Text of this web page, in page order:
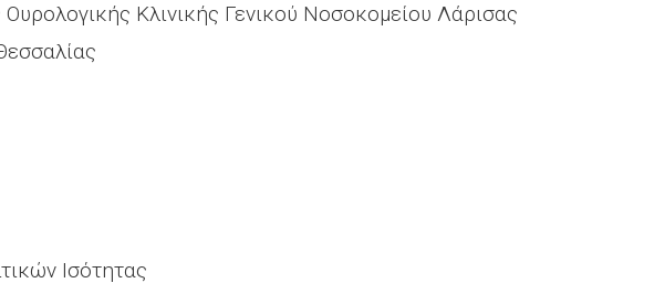
Κλινικής Γενικού Νοσοκομείου Λάρισας
Ισότητας